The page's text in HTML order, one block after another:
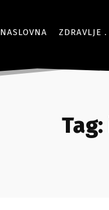
NASLOVNA ZDRAVLJE
Tag: